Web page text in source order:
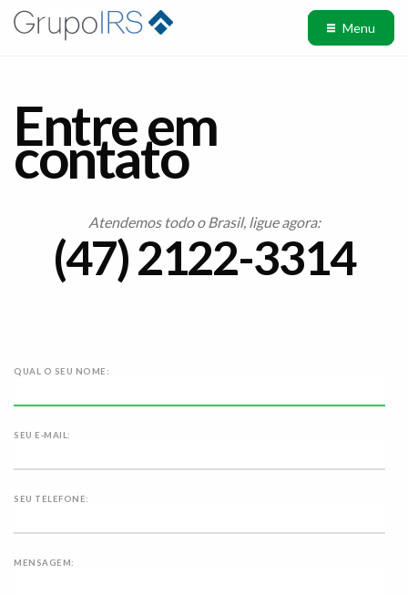
Menu
Entre em
contato
Atendemos todo o Brasil, ligue agora:
(47) 2122-3314
QUAL O SEU NOME:
SEU E-MAIL:
SEU TELEFONE:
MENSAGEM: